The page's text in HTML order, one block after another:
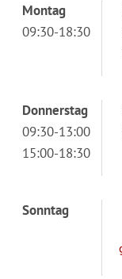
Montag
09:30-18:30
Donnerstag
09:30-13:00
15:00-18:30
Sonntag